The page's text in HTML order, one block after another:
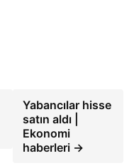
Yabancılar hisse
satın aldı |
Ekonomi
haberleri →